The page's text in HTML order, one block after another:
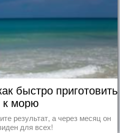
быстро приготовить
к морю
результат, а через месяц он
для всех!